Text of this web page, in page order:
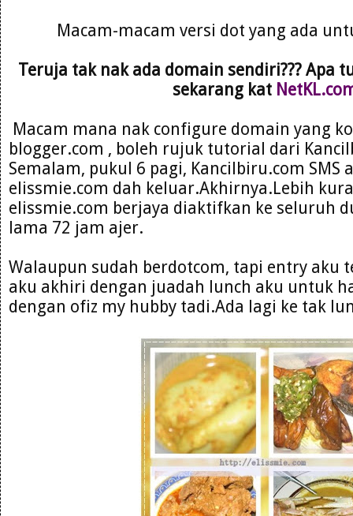
Macam-macam versi dot yang ada
Teruja tak nak ada domain sendiri??? Apa
sekarang kat
Macam mana nak configure domain yang
blogger.com , boleh rujuk tutorial dari
Semalam, pukul 6 pagi, Kancilbiru.com SMS
elissmie.com dah keluar.Akhirnya.Lebih
elissmie.com berjaya diaktifkan ke seluruh
lama 72 jam ajer.
Walaupun sudah berdotcom, tapi entry aku
aku akhiri dengan juadah lunch aku untuk
dengan ofiz my hubby tadi.Ada lagi ke tak